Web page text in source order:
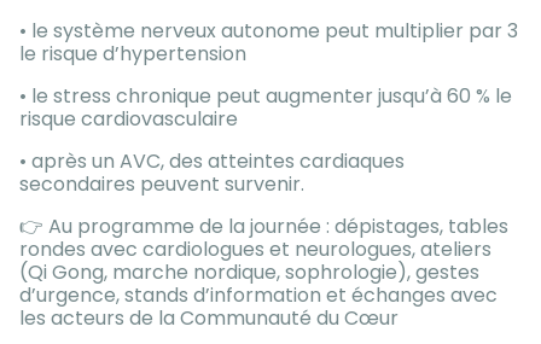
• le système nerveux autonome peut multiplier par 3
le risque d’hypertension
• le stress chronique peut augmenter jusqu’à 60 % le
risque cardiovasculaire
• après un AVC, des atteintes cardiaques
secondaires peuvent survenir.
👉 Au programme de la journée : dépistages, tables
rondes avec cardiologues et neurologues, ateliers
(Qi Gong, marche nordique, sophrologie), gestes
d’urgence, stands d’information et échanges avec
les acteurs de la Communauté du Cœur